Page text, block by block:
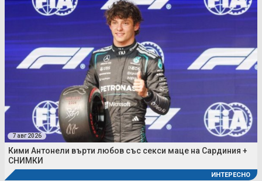
7 авг 2026
Кими Антонели върти любов със секси маце на Сардиния +
СНИМКИ
ИНТЕРЕСНО